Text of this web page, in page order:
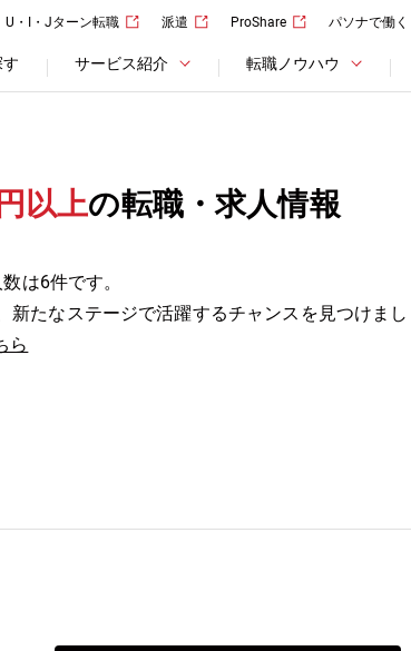
U・I・Jターン転職 派遣 ProShare パソナで働く
サービス紹介 転職ノウハウ
以上の転職・求人情報
は6件です。
たなステージで活躍するチャンスを見つけまし
ら